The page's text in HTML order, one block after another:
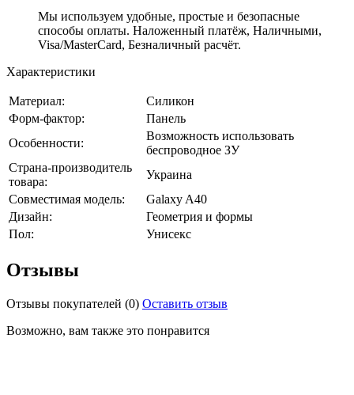
Мы используем удобные, простые и безопасные
способы оплаты. Наложенный платёж, Наличными,
Visa/MasterCard, Безналичный расчёт.
Характеристики
Материал:
Силикон
Форм-фактор:
Панель
Особенности:
Возможность использовать
беспроводное ЗУ
Страна-производитель
товара:
Украина
Совместимая модель:
Galaxy A40
Дизайн:
Геометрия и формы
Пол:
Унисекс
Отзывы
Отзывы покупателей (0) Оставить отзыв
Возможно, вам также это понравится